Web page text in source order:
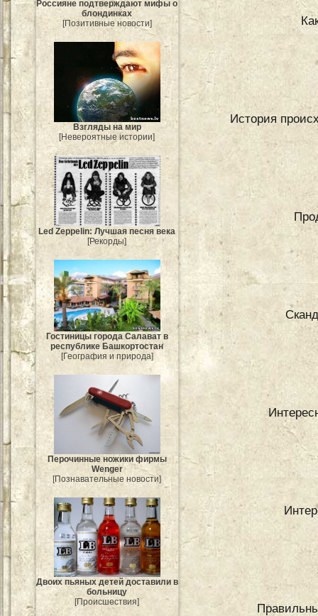
Россияне подтверждают мифы о
блондинках
[Позитивные новости]
Взгляды на мир
[Невероятные истории]
Led Zeppelin: Лучшая песня века
[Рекорды]
Гостиницы города Салават в
республике Башкортостан
[География и природа]
Перочинные ножики фирмы
Wenger
[Познавательные новости]
Двоих пьяных детей доставили в
больницу
[Происшествия]
История